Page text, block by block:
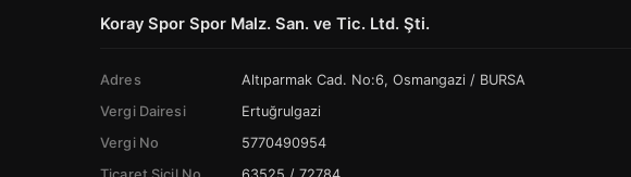
Koray Spor Spor Malz. San. ve Tic. Ltd. Şti.
Adres
Altıparmak Cad. No:6, Osmangazi / BURSA
Vergi Dairesi
Ertuğrulgazi
Vergi No
5770490954